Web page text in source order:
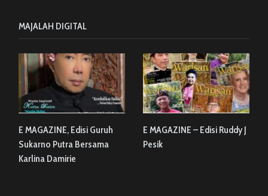
MAJALAH DIGITAL
E MAGAZINE, Edisi Guruh
Sukarno Putra Bersama
Karlina Damirie
E MAGAZINE – Edisi Ruddy J
Pesik